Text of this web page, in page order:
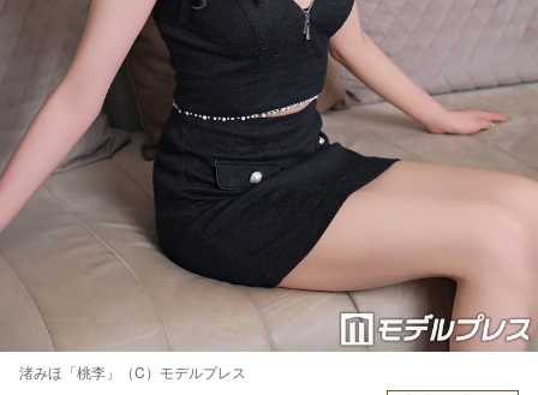
渚みほ「桃李」（C）モデルプレス